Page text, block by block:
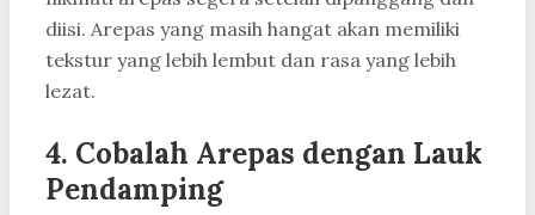
diisi. Arepas yang masih hangat akan memiliki
tekstur yang lebih lembut dan rasa yang lebih
lezat.
4. Cobalah Arepas dengan Lauk
Pendamping